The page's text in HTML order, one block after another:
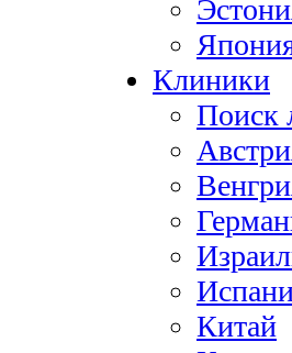
Клиники
Поиск
Китай